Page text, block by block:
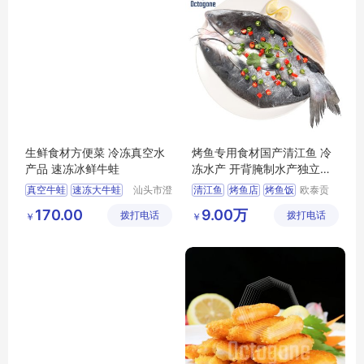
生鲜食材方便菜 冷冻真空水
产品 速冻冰鲜牛蛙
真空牛蛙 速冻大牛蛙
海鲜水产品
汕头市澄
水产有限
￥ 170.00 拨打电话
烤鱼专用食材国产清江鱼 冷
冻水产 开背腌制水产独立包
装
清江鱼 烤鱼店 烤鱼饭
烤鱼爆品
欧泰贡
食品有限
￥ 9.00万 拨打电话